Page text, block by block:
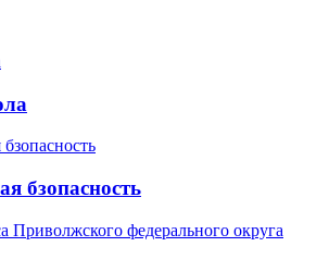
бзопасность